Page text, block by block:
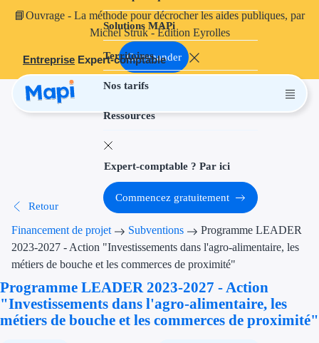
📘Ouvrage - La méthode pour décrocher les aides publiques, par
Michel Struk - Édition Eyrolles
Commander
Entreprise Expert-comptable
Solutions MAPi
Territoires
Nos tarifs
Ressources
Projets finançables
Aides à
Aides
Thématiques
Financement
Transition
Transition
Expert-comptable ? Par ici
Commencez gratuitement
Retour
Financement de projet Subventions
Programme LEADER
2023-2027 - Action "Investissements dans l'agro-alimentaire, les
métiers de bouche et les commerces de proximité"
Programme LEADER 2023-2027 - Action
"Investissements dans l'agro-alimentaire, les
métiers de bouche et les commerces de proximité"